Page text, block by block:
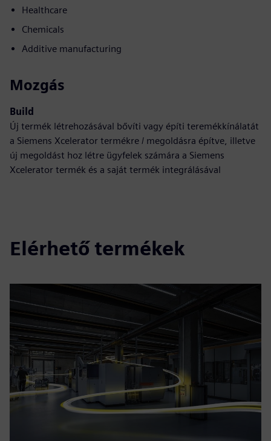
Healthcare
Chemicals
Additive manufacturing
Mozgás
Build
Új termék létrehozásával bővíti vagy építi teremékkínálatát
a Siemens Xcelerator termékre / megoldásra építve, illetve
új megoldást hoz létre ügyfelek számára a Siemens
Xcelerator termék és a saját termék integrálásával
Elérhető termékek